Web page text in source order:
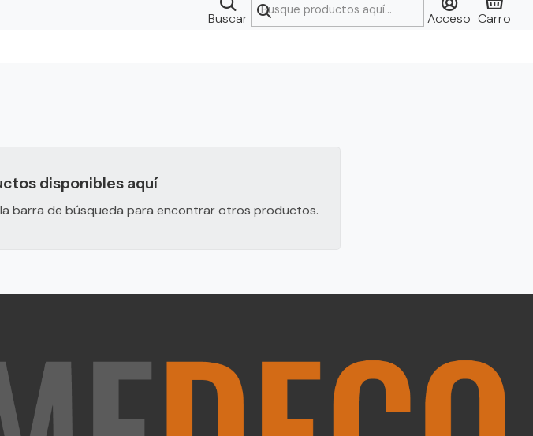
Buscar Acceso Carro
disponibles aquí
barra de búsqueda para encontrar otros productos.